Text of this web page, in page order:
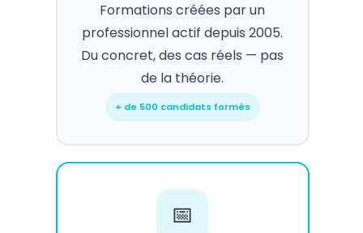
Formations créées par un
professionnel actif depuis 2005.
Du concret, des cas réels — pas
de la théorie.
+ de 500 candidats formés
📅